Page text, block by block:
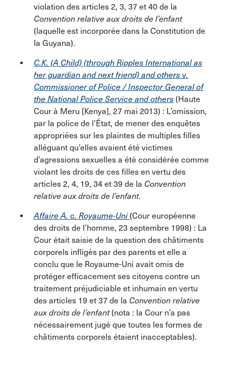
violation des articles 2, 3, 37 et 40 de la
Convention relative aux droits de l’enfant
(laquelle est incorporée dans la Constitution de
la Guyana).
C.K. (A Child) (through Ripples International as
her guardian and next friend) and others v.
Commissioner of Police / Inspector General of
the National Police Service and others (Haute
Cour à Meru [Kenya], 27 mai 2013) : L’omission,
par la police de l’État, de mener des enquêtes
appropriées sur les plaintes de multiples filles
alléguant qu’elles avaient été victimes
d’agressions sexuelles a été considérée comme
violant les droits de ces filles en vertu des
articles 2, 4, 19, 34 et 39 de la Convention
relative aux droits de l’enfant.
Affaire A. c. Royaume-Uni (Cour européenne
des droits de l’homme, 23 septembre 1998) : La
Cour était saisie de la question des châtiments
corporels infligés par des parents et elle a
conclu que le Royaume-Uni avait omis de
protéger efficacement ses citoyens contre un
traitement préjudiciable et inhumain en vertu
des articles 19 et 37 de la Convention relative
aux droits de l’enfant(nota : la Cour n’a pas
nécessairement jugé que toutes les formes de
châtiments corporels étaient inacceptables).